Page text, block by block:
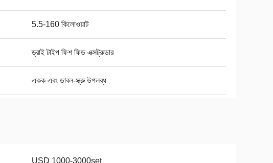
5.5-160 কিলোওয়াট
ড্রাই টাইপ ফিশ ফিড এক্সট্রুডার
একক এবং ডাবল-স্ক্রু উপলব্ধ
USD 1000-3000set